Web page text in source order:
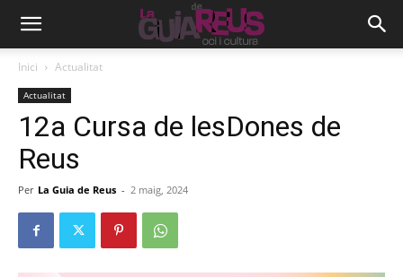
Inici Actualitat
Actualitat
12a Cursa de lesDones de
Reus
Per La Guia de Reus - 2 maig, 2024